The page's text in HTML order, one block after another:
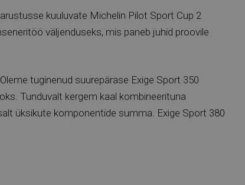
kuuluvate Michelin Pilot Sport Cup 2
väljenduseks, mis paneb juhid proovile
tuginenud suurepärase Exige Sport 350
Tunduvalt kergem kaal kombineerituna
üksikute komponentide summa. Exige Sport 380